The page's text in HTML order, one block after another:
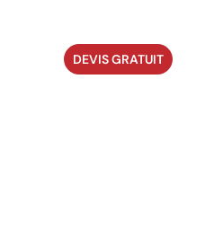
DEVIS GRATUIT